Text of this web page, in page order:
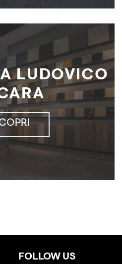
LUDOVICO
FOLLOW US